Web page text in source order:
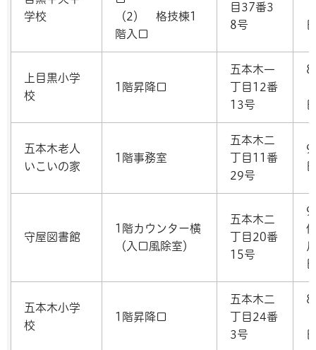
学校
（2） 格技棟1
階入口
目37番3
8号
上目黒小学
校
1階昇降口
五本木一
丁目12番
13号
8
五本木老人
いこいの家
1階事務室
五本木二
丁目11番
29号
9
守屋図書館
1階カウンター横
（入口風除室）
五本木二
丁目20番
15号
9
五本木小学
校
1階昇降口
五本木二
丁目24番
3号
8